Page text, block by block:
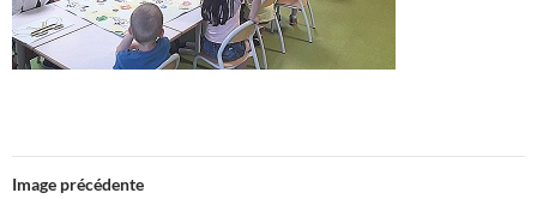
Image précédente